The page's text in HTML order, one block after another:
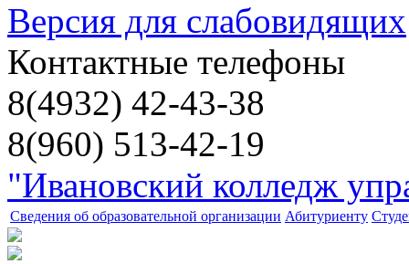
Версия для слабовидящих
Контактные телефоны
8(4932) 42-43-38
8(960) 513-42-19
"Ивановский колледж
Сведения об образовательной организации Абитуриенту